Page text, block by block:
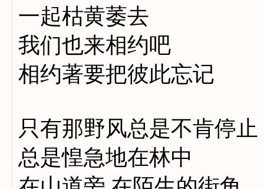
一起枯黄萎去
我们也来相约吧
相约著要把彼此忘记
只有那野风总是不肯停止
总是惶急地在林中